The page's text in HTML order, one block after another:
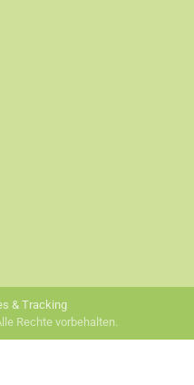
& Tracking
Rechte vorbehalten.